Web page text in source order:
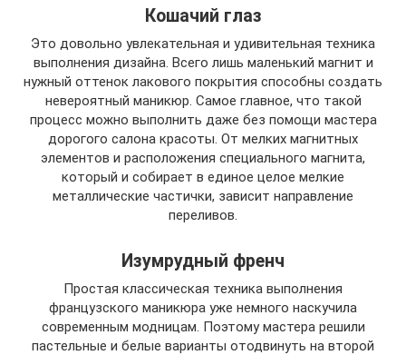
Кошачий глаз
Это довольно увлекательная и удивительная техника
выполнения дизайна. Всего лишь маленький магнит и
нужный оттенок лакового покрытия способны создать
невероятный маникюр. Самое главное, что такой
процесс можно выполнить даже без помощи мастера
дорогого салона красоты. От мелких магнитных
элементов и расположения специального магнита,
который и собирает в единое целое мелкие
металлические частички, зависит направление
переливов.
Изумрудный френч
Простая классическая техника выполнения
французского маникюра уже немного наскучила
современным модницам. Поэтому мастера решили
пастельные и белые варианты отодвинуть на второй